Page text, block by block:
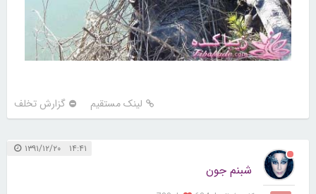
لینک مستقیم گزارش تخلف
۱۴:۴۱ ۱۳۹۱/۱۲/۲۰
شبنم جون